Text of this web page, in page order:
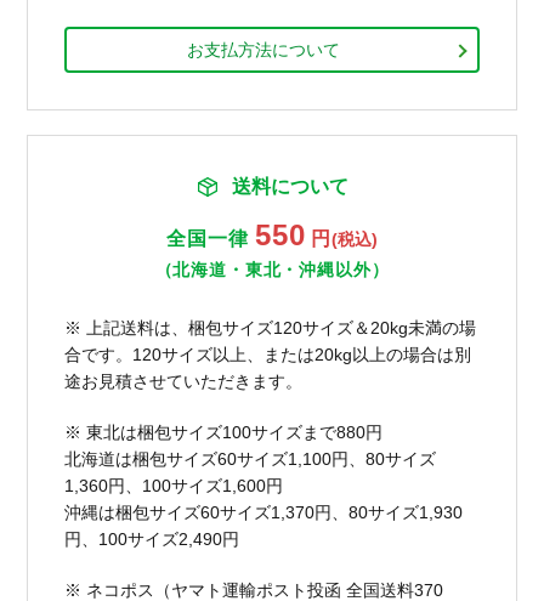
お支払方法について
送料について
全国一律 550 円 (税込)
（北海道・東北・沖縄以外）
※ 上記送料は、梱包サイズ120サイズ＆20kg未満の場
合です。120サイズ以上、または20kg以上の場合は別
途お見積させていただきます。
※ 東北は梱包サイズ100サイズまで880円
北海道は梱包サイズ60サイズ1,100円、80サイズ
1,360円、100サイズ1,600円
沖縄は梱包サイズ60サイズ1,370円、80サイズ1,930
円、100サイズ2,490円
※ ネコポス（ヤマト運輸ポスト投函 全国送料370